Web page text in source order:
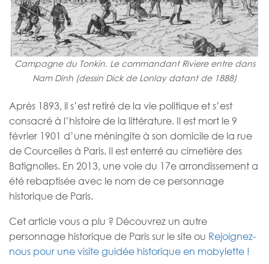
Campagne du Tonkin. Le commandant Riviere entre dans
Nam Dinh (dessin Dick de Lonlay datant de 1888)
Après 1893, il s’est retiré de la vie politique et s’est
consacré à l’histoire de la littérature. Il est mort le 9
février 1901 d’une méningite à son domicile de la rue
de Courcelles à Paris. Il est enterré au cimetière des
Batignolles. En 2013, une voie du 17e arrondissement a
été rebaptisée avec le nom de ce personnage
historique de Paris.
Cet article vous a plu ? Découvrez un autre
personnage historique de Paris sur le site ou Rejoignez-
nous pour une visite guidée historique en mobylette !